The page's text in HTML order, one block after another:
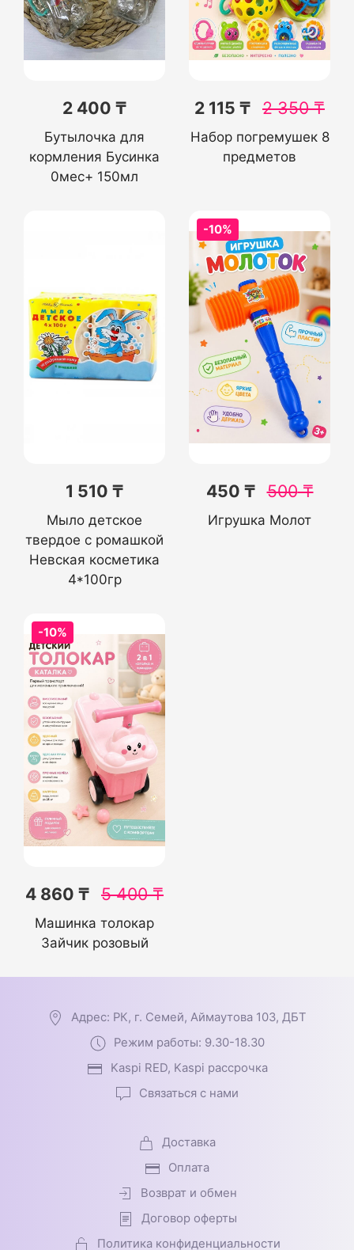
2 400 ₸
Бутылочка для
кормления Бусинка
0мес+ 150мл
2 115 ₸ 2 350₸
Набор погремушек 8
предметов
1 510 ₸
Мыло детское
твердое с ромашкой
Невская косметика
4*100гр
-10%
450 ₸ 500₸
Игрушка Молот
-10%
4 860 ₸ 5 400₸
Машинка толокар
Зайчик розовый
Адрес: РК, г. Семей, Аймаутова 103, ДБТ
Режим работы: 9.30-18.30
Kaspi RED, Kaspi рассрочка
Связаться с нами
Доставка
Оплата
Возврат и обмен
Договор оферты
Политика конфиденциальности